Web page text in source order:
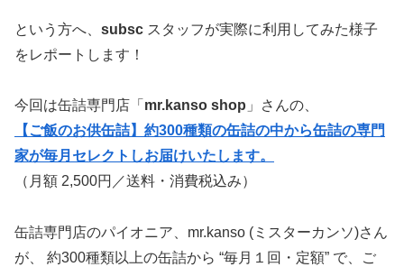
という方へ、 subsc スタッフが実際に利用してみた様子
をレポートします！
今回は缶詰専門店「 mr.kanso shop 」さんの、
【ご飯のお供缶詰】約300種類の缶詰の中から缶詰の専門
家が毎月セレクトしお届けいたします。
（月額 2,500円／送料・消費税込み）
缶詰専門店のパイオニア、mr.kanso (ミスターカンソ)さん
が、 約300種類以上の缶詰から “毎月１回・定額” で、ご